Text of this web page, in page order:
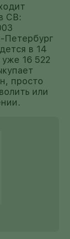
СВ:
Петербург
в 14
16 522
просто
или